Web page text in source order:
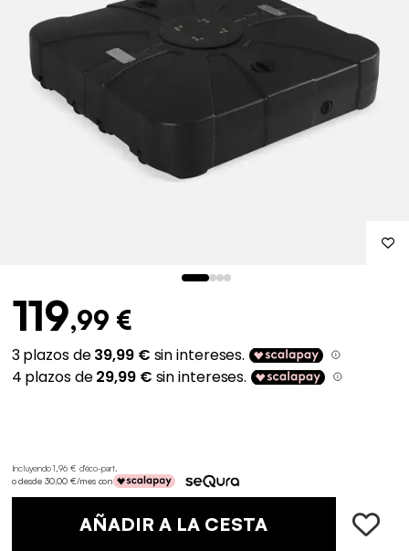
119,99 €
Incluyendo 1,96 € d'éco-part.
o desde 30,00 €/mes con
AÑADIR A LA CESTA